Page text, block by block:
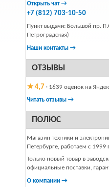
Открыть чат →
+7 (812) 703-10-50
Пункт выдачи: Большой пр.
Петроградская)
Наши контакты →
ОТЗЫВЫ
★ 4,7 · 1639 оценок на
Читать отзывы →
ПОЛЮС
Магазин техники и
Петербурге, работаем с 1999
Только новый товар в
официальные поставки,
О компании →